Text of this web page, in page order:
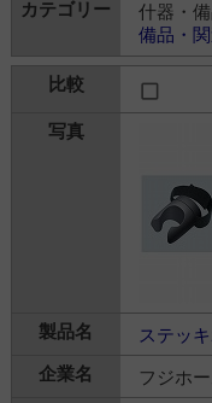
什器・
備品・
ステッ
フジホ